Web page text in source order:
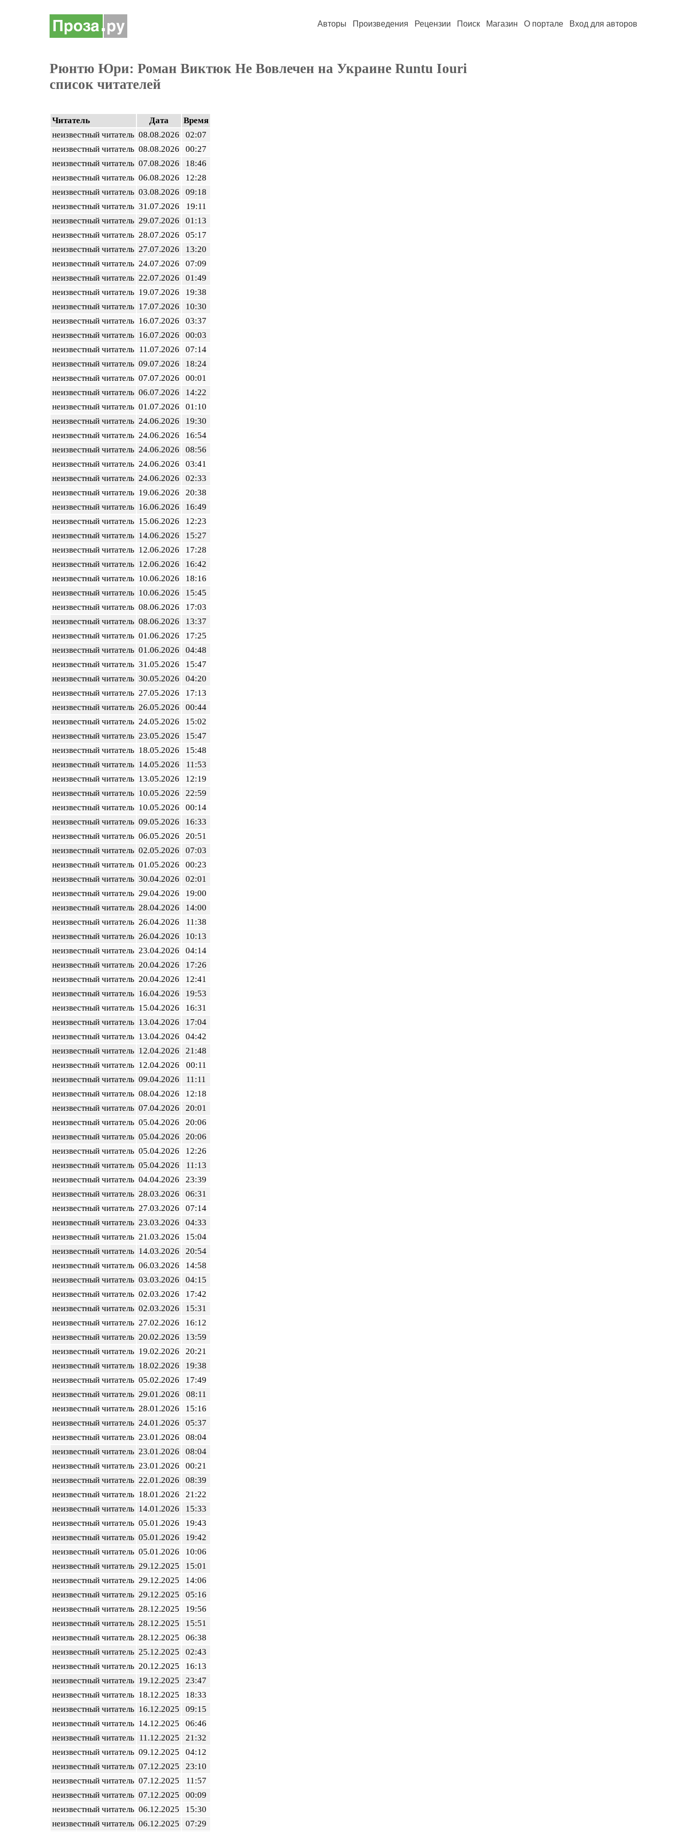
Авторы Произведения Рецензии Поиск Магазин О портале Вход для авторов
Рюнтю Юри: Роман Виктюк Не Вовлечен на Украине Runtu Iouri
список читателей
Читатель Дата
Время
неизвестный читатель 08.08.2026
02:07
неизвестный читатель 08.08.2026
00:27
неизвестный читатель 07.08.2026
18:46
неизвестный читатель 06.08.2026
12:28
неизвестный читатель 03.08.2026
09:18
неизвестный читатель 31.07.2026
19:11
неизвестный читатель 29.07.2026
01:13
неизвестный читатель 28.07.2026
05:17
неизвестный читатель 27.07.2026
13:20
неизвестный читатель 24.07.2026
07:09
неизвестный читатель 22.07.2026
01:49
неизвестный читатель 19.07.2026
19:38
неизвестный читатель 17.07.2026
10:30
неизвестный читатель 16.07.2026
03:37
неизвестный читатель 16.07.2026
00:03
неизвестный читатель 11.07.2026
07:14
неизвестный читатель 09.07.2026
18:24
неизвестный читатель 07.07.2026
00:01
неизвестный читатель 06.07.2026
14:22
неизвестный читатель 01.07.2026
01:10
неизвестный читатель 24.06.2026
19:30
неизвестный читатель 24.06.2026
16:54
неизвестный читатель 24.06.2026
08:56
неизвестный читатель 24.06.2026
03:41
неизвестный читатель 24.06.2026
02:33
неизвестный читатель 19.06.2026
20:38
неизвестный читатель 16.06.2026
16:49
неизвестный читатель 15.06.2026
12:23
неизвестный читатель 14.06.2026
15:27
неизвестный читатель 12.06.2026
17:28
неизвестный читатель 12.06.2026
16:42
неизвестный читатель 10.06.2026
18:16
неизвестный читатель 10.06.2026
15:45
неизвестный читатель 08.06.2026
17:03
неизвестный читатель 08.06.2026
13:37
неизвестный читатель 01.06.2026
17:25
неизвестный читатель 01.06.2026
04:48
неизвестный читатель 31.05.2026
15:47
неизвестный читатель 30.05.2026
04:20
неизвестный читатель 27.05.2026
17:13
неизвестный читатель 26.05.2026
00:44
неизвестный читатель 24.05.2026
15:02
неизвестный читатель 23.05.2026
15:47
неизвестный читатель 18.05.2026
15:48
неизвестный читатель 14.05.2026
11:53
неизвестный читатель 13.05.2026
12:19
неизвестный читатель 10.05.2026
22:59
неизвестный читатель 10.05.2026
00:14
неизвестный читатель 09.05.2026
16:33
неизвестный читатель 06.05.2026
20:51
неизвестный читатель 02.05.2026
07:03
неизвестный читатель 01.05.2026
00:23
неизвестный читатель 30.04.2026
02:01
неизвестный читатель 29.04.2026
19:00
неизвестный читатель 28.04.2026
14:00
неизвестный читатель 26.04.2026
11:38
неизвестный читатель 26.04.2026
10:13
неизвестный читатель 23.04.2026
04:14
неизвестный читатель 20.04.2026
17:26
неизвестный читатель 20.04.2026
12:41
неизвестный читатель 16.04.2026
19:53
неизвестный читатель 15.04.2026
16:31
неизвестный читатель 13.04.2026
17:04
неизвестный читатель 13.04.2026
04:42
неизвестный читатель 12.04.2026
21:48
неизвестный читатель 12.04.2026
00:11
неизвестный читатель 09.04.2026
11:11
неизвестный читатель 08.04.2026
12:18
неизвестный читатель 07.04.2026
20:01
неизвестный читатель 05.04.2026
20:06
неизвестный читатель 05.04.2026
20:06
неизвестный читатель 05.04.2026
12:26
неизвестный читатель 05.04.2026
11:13
неизвестный читатель 04.04.2026
23:39
неизвестный читатель 28.03.2026
06:31
неизвестный читатель 27.03.2026
07:14
неизвестный читатель 23.03.2026
04:33
неизвестный читатель 21.03.2026
15:04
неизвестный читатель 14.03.2026
20:54
неизвестный читатель 06.03.2026
14:58
неизвестный читатель 03.03.2026
04:15
неизвестный читатель 02.03.2026
17:42
неизвестный читатель 02.03.2026
15:31
неизвестный читатель 27.02.2026
16:12
неизвестный читатель 20.02.2026
13:59
неизвестный читатель 19.02.2026
20:21
неизвестный читатель 18.02.2026
19:38
неизвестный читатель 05.02.2026
17:49
неизвестный читатель 29.01.2026
08:11
неизвестный читатель 28.01.2026
15:16
неизвестный читатель 24.01.2026
05:37
неизвестный читатель 23.01.2026
08:04
неизвестный читатель 23.01.2026
08:04
неизвестный читатель 23.01.2026
00:21
неизвестный читатель 22.01.2026
08:39
неизвестный читатель 18.01.2026
21:22
неизвестный читатель 14.01.2026
15:33
неизвестный читатель 05.01.2026
19:43
неизвестный читатель 05.01.2026
19:42
неизвестный читатель 05.01.2026
10:06
неизвестный читатель 29.12.2025
15:01
неизвестный читатель 29.12.2025
14:06
неизвестный читатель 29.12.2025
05:16
неизвестный читатель 28.12.2025
19:56
неизвестный читатель 28.12.2025
15:51
неизвестный читатель 28.12.2025
06:38
неизвестный читатель 25.12.2025
02:43
неизвестный читатель 20.12.2025
16:13
неизвестный читатель 19.12.2025
23:47
неизвестный читатель 18.12.2025
18:33
неизвестный читатель 16.12.2025
09:15
неизвестный читатель 14.12.2025
06:46
неизвестный читатель 11.12.2025
21:32
неизвестный читатель 09.12.2025
04:12
неизвестный читатель 07.12.2025
23:10
неизвестный читатель 07.12.2025
11:57
неизвестный читатель 07.12.2025
00:09
неизвестный читатель 06.12.2025
15:30
неизвестный читатель 06.12.2025 07:29